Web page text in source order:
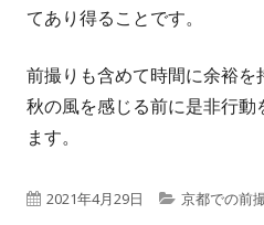
てあり得ることです。
前撮りも含めて時間に余裕を
秋の風を感じる前に是非行
ます。
公
2021年4月29日
カ
京都での前